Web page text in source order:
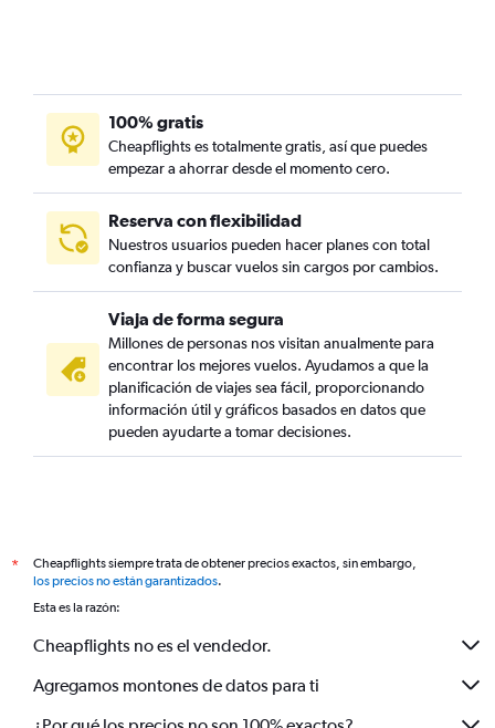
100% gratis
Cheapflights es totalmente gratis, así que puedes
empezar a ahorrar desde el momento cero.
Reserva con flexibilidad
Nuestros usuarios pueden hacer planes con total
confianza y buscar vuelos sin cargos por cambios.
Viaja de forma segura
Millones de personas nos visitan anualmente para
encontrar los mejores vuelos. Ayudamos a que la
planificación de viajes sea fácil, proporcionando
información útil y gráficos basados en datos que
pueden ayudarte a tomar decisiones.
*
Cheapflights siempre trata de obtener precios exactos, sin embargo,
los precios no están garantizados.
Esta es la razón:
Cheapflights no es el vendedor.
Agregamos montones de datos para ti